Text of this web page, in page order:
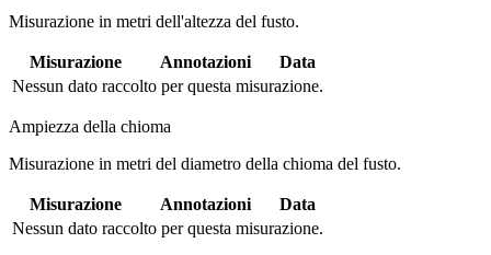
Misurazione in metri dell'altezza del fusto.
Misurazione Annotazioni
Data
Nessun dato raccolto per questa misurazione.
Ampiezza della chioma
Misurazione in metri del diametro della chioma del fusto.
Misurazione Annotazioni
Data
Nessun dato raccolto per questa misurazione.